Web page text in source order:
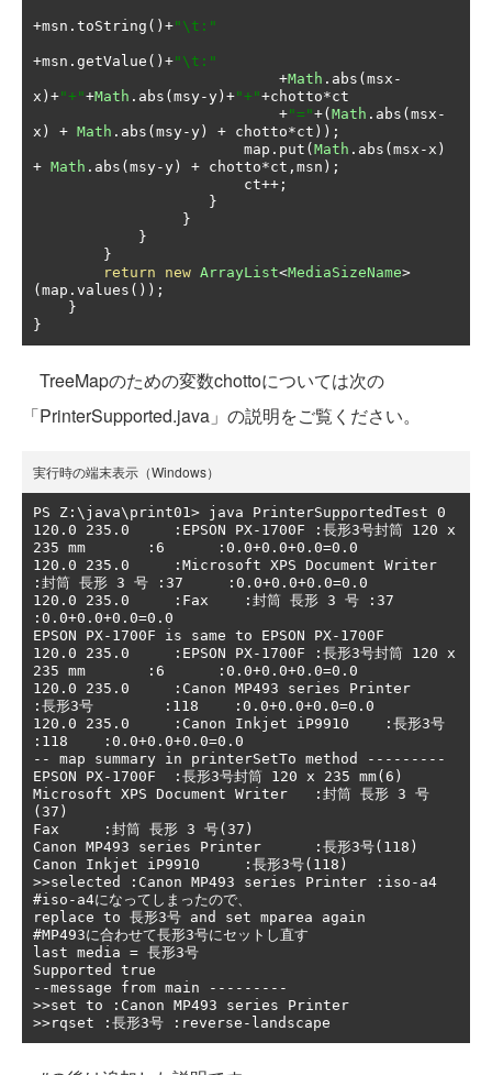
+msn . toString ()+"\t:"
+msn . getValue ()+"\t:"
+Math . abs (msx -
x )+"+"+Math . abs (msy-y)+"+"+chotto*ct
+"="+(Math . abs (msx -
x ) + Math . abs (msy-y) + chotto*ct ));
                        map
. put (Math . abs (msx - x )
+ Math . abs (msy-y) + chotto*ct , msn );
                        ct
++;
}
}
}
}
return
new ArrayList<MediaSizeName>
(map . values ());
}
}
TreeMapのための変数chottoについては次の
「PrinterSupported.java」の説明をご覧ください。
実行時の端末表示（Windows）
PS Z:\java\print01> java PrinterSupportedTest 0
120.0 235.0     :EPSON PX-1700F :長形3号封筒 120 x
235 mm       :6      :0.0+0.0+0.0=0.0
120.0 235.0     :Microsoft XPS Document Writer
:封筒 長形 3 号 :37     :0.0+0.0+0.0=0.0
120.0 235.0     :Fax    :封筒 長形 3 号 :37
:0.0+0.0+0.0=0.0
EPSON PX-1700F is same to EPSON PX-1700F
120.0 235.0     :EPSON PX-1700F :長形3号封筒 120 x
235 mm       :6      :0.0+0.0+0.0=0.0
120.0 235.0     :Canon MP493 series Printer
:長形3号        :118    :0.0+0.0+0.0=0.0
120.0 235.0     :Canon Inkjet iP9910    :長形3号
:118    :0.0+0.0+0.0=0.0
-- map summary in printerSetTo method ---------
EPSON PX-1700F  :長形3号封筒 120 x 235 mm(6)
Microsoft XPS Document Writer   :封筒 長形 3 号
(37)
Fax     :封筒 長形 3 号(37)
Canon MP493 series Printer      :長形3号(118)
Canon Inkjet iP9910     :長形3号(118)
>>selected :Canon MP493 series Printer :iso-a4
#iso-a4になってしまったので、
replace to 長形3号 and set mparea again
#MP493に合わせて長形3号にセットし直す
last media = 長形3号
Supported true
--message from main ---------
>>set to :Canon MP493 series Printer